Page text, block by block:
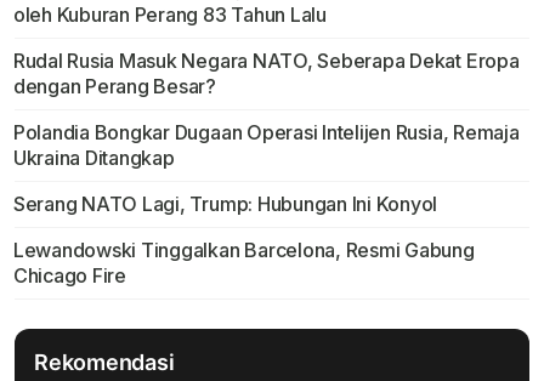
oleh Kuburan Perang 83 Tahun Lalu
Rudal Rusia Masuk Negara NATO, Seberapa Dekat Eropa
dengan Perang Besar?
Polandia Bongkar Dugaan Operasi Intelijen Rusia, Remaja
Ukraina Ditangkap
Serang NATO Lagi, Trump: Hubungan Ini Konyol
Lewandowski Tinggalkan Barcelona, Resmi Gabung
Chicago Fire
Rekomendasi